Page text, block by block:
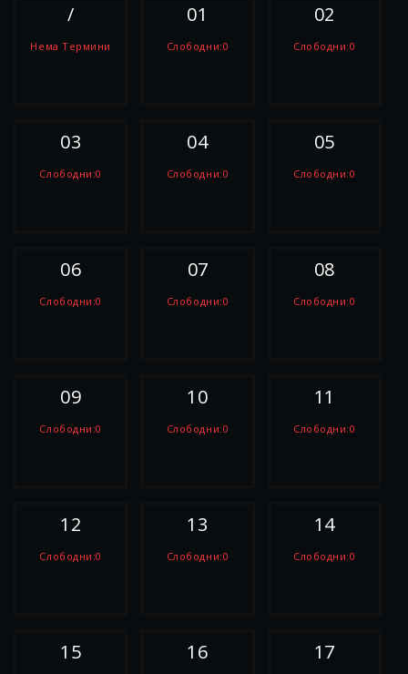
/
Нема Термини
01
Слободни:0
02
Слободни:0
03
Слободни:0
04
Слободни:0
05
Слободни:0
06
Слободни:0
07
Слободни:0
08
Слободни:0
09
Слободни:0
10
Слободни:0
11
Слободни:0
12
Слободни:0
13
Слободни:0
14
Слободни:0
15 16 17